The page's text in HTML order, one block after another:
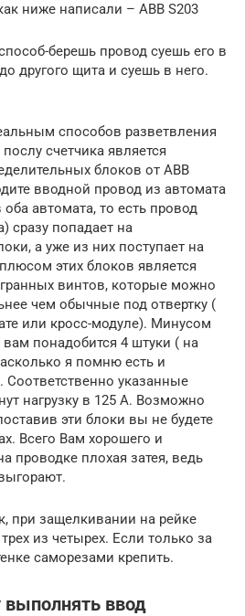
ниже написали – АВВ S203
берешь провод суешь его в
другого щита и суешь в него.
способов разветвления
счетчика является
блоков от ABB
вводной провод из автомата
автомата, то есть провод
сразу попадает на
а уже из них поступает на
этих блоков является
винтов, которые можно
чем обычные под отвертку (
или кросс-модуле). Минусом
вам понадобится 4 штуки ( на
я помню есть и
указанные
нагрузку в 125 А. Возможно
эти блоки вы не будете
Всего Вам хорошего и
проводке плохая затея, ведь
при защелкивании на рейке
из четырех. Если только за
саморезами крепить.
выполнять ввод